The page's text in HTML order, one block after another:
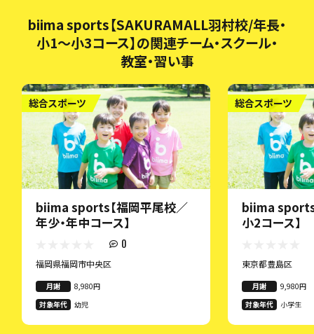
biima sports【SAKURAMALL羽村校/年長・
小1～小3コース】の関連チーム・スクール・
教室・習い事
総合スポーツ
biima sports【福岡平尾校／
年少・年中コース】
0
福岡県福岡市中央区
月謝
8,980円
対象年代
幼児
総合スポーツ
biima sports
小2コース】
東京都豊島区
月謝
9,980円
対象年代
小学生